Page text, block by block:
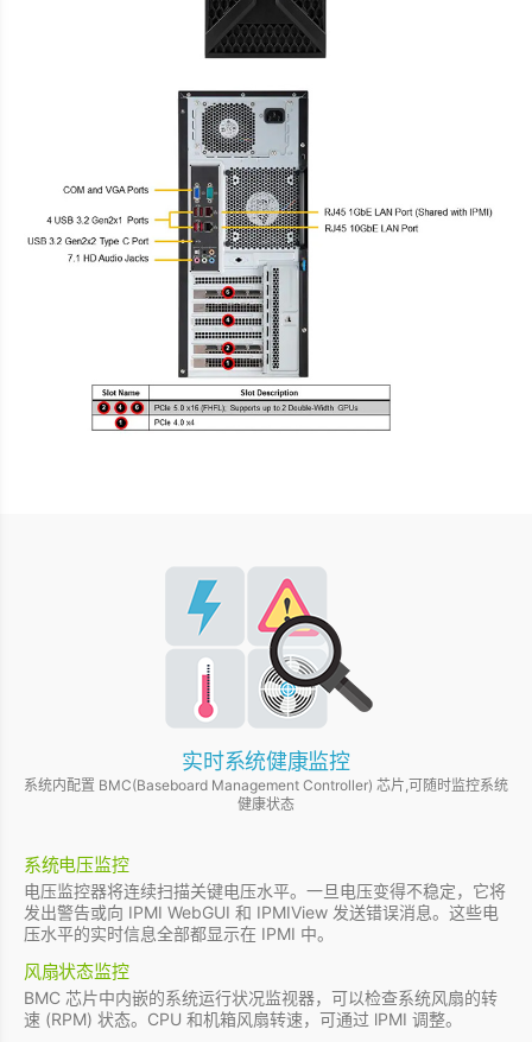
实时系统健康监控
系统内配置 BMC(Baseboard Management Controller) 芯片,可随时监控系统
健康状态
系统电压监控
电压监控器将连续扫描关键电压水平。一旦电压变得不稳定，它将
发出警告或向 IPMI WebGUI 和 IPMIView 发送错误消息。这些电
压水平的实时信息全部都显示在 IPMI 中。
风扇状态监控
BMC 芯片中内嵌的系统运行状况监视器，可以检查系统风扇的转
速 (RPM) 状态。CPU 和机箱风扇转速，可通过 lPMI 调整。